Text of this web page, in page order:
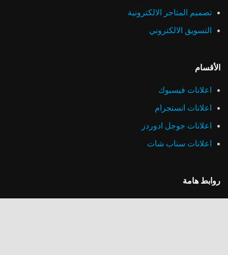
تصميم المتاجر الالكترونية
التسويق الالكتروني
الأقسام
اعلانات فيسبوك
اعلانات انستجرام
اعلانات جوجل ادوردز
اعلانات سناب شات
روابط هامة